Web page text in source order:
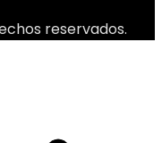
reservados.